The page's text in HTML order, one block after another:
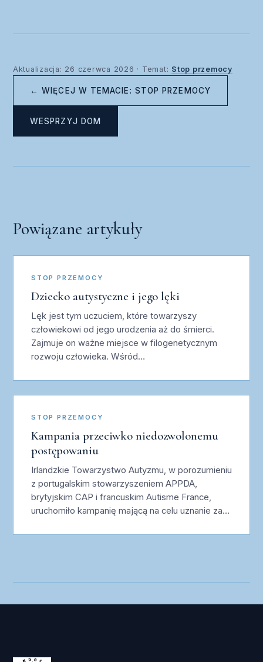
Aktualizacja: 26 czerwca 2026 · Temat: Stop przemocy
← WIĘCEJ W TEMACIE: STOP PRZEMOCY
WESPRZYJ DOM
Powiązane artykuły
STOP PRZEMOCY
Dziecko autystyczne i jego lęki
Lęk jest tym uczuciem, które towarzyszy
człowiekowi od jego urodzenia aż do śmierci.
Zajmuje on ważne miejsce w filogenetycznym
rozwoju człowieka. Wśród…
STOP PRZEMOCY
Kampania przeciwko niedozwolonemu
postępowaniu
Irlandzkie Towarzystwo Autyzmu, w porozumieniu
z portugalskim stowarzyszeniem APPDA,
brytyjskim CAP i francuskim Autisme France,
uruchomiło kampanię mającą na celu uznanie za…